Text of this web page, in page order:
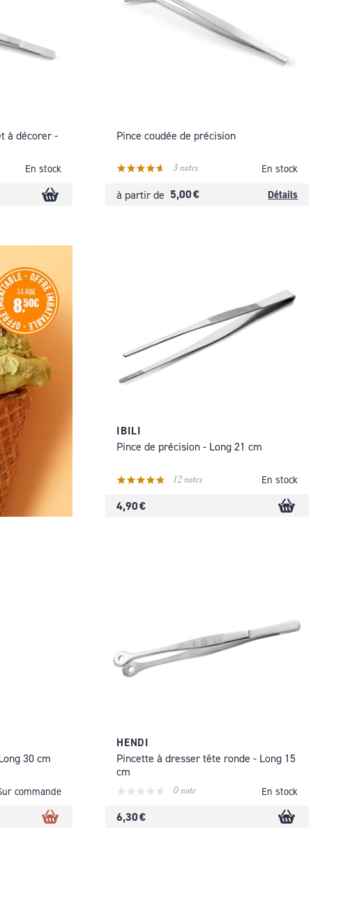
à décorer -
En stock
Pince coudée de précision
3 notes En stock
à partir de 5,00 € Détails
IBILI
Pince de précision - Long 21 cm
12 notes En stock
4,90 €
30 cm
commande
HENDI
Pincette à dresser tête ronde - Long 15
cm
0 note En stock
6,30 €